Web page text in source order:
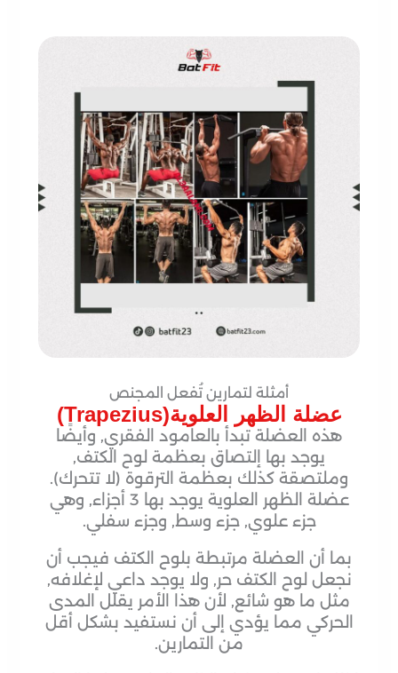
أمثلة لتمارين تُفعل المجنص
عضلة الظهر العلوية(Trapezius)
هذه العضلة تبدأ بالعامود الفقري, وأيضًا
يوجد بها إلتصاق بعظمة لوح الكتف,
وملتصقة كذلك بعظمة الترقوة (لا تتحرك).
عضلة الظهر العلوية يوجد بها 3 أجزاء, وهي
جزء علوي, جزء وسط, وجزء سفلي.
بما أن العضلة مرتبطة بلوح الكتف فيجب أن
نجعل لوح الكتف حر, ولا يوجد داعي لإغلافه,
مثل ما هو شائع, لأن هذا الأمر يقلل المدى
الحركي مما يؤدي إلى أن نستفيد بشكل أقل
من التمارين.